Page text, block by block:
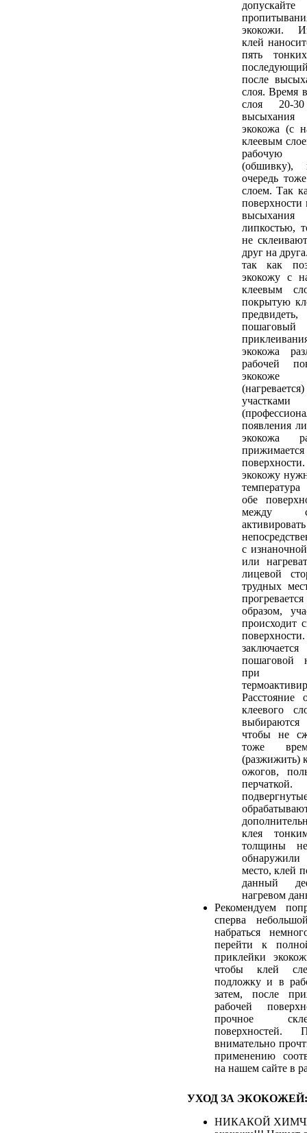
экокожи.
клей
пять
после
слоя. Время
слоя 20-
высыхания
экокожа (с
клеевым
рабочую
(обшивку),
очередь
слоем. Так
поверхности
липкостью,
не
друг на
так как
экокожу с
клеевым
покрытую
экокожа
рабочей
экокоже
появления
экокожа
экокожу
обе
между
с
или
лицевой
трудных
образом,
происходит
пошаговой
при
клеевого
чтобы не
тоже
(разжижить)
ожогов,
клея
толщины
место, клей
данный
нагревом
Рекомендуем
сперва
набраться
перейти к
приклейки
чтобы клей
подложку и в
затем, после
рабочей
прочное
поверхностей.
внимательно
применению
на нашем сайте в
УХОД ЗА ЭКОКОЖЕЙ:
НИКАКОЙ